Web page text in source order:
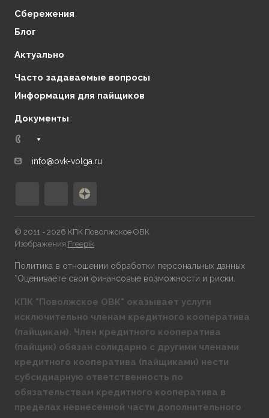
Отзывы
Партнеры
Контакты
Сбережения
Блог
Актуально
Часто задаваемые вопросы
Информация для пайщиков
Документы
info@ovk-volga.ru
© 2011 - 2026 КПК Поволжское ОВК
Изображения Freepik
Политика в отношении обработки персональных данных
*Оцениваете свои финансовые возможности и риски.
КПК "Поволжское ОВК" оказывает услуги
исключительно членам кредитного кооператива
(пайщикам). Член кредитного кооператива
(пайщик) обязан солидарно с другими членами
кредитного кооператива (пайщиками) нести
субсидиарную ответственность по
обязательствам кредитного кооператива в
пределах невнесенной части дополнительного